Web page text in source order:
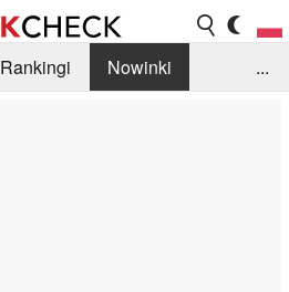
Rankingi
Nowinki
...